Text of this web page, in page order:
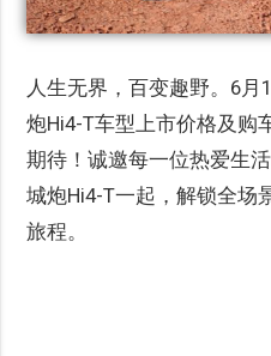
人生无界，百变趣野。6
炮Hi4-T车型上市价格及购
期待！诚邀每一位热爱生
城炮Hi4-T一起，解锁全场
旅程。